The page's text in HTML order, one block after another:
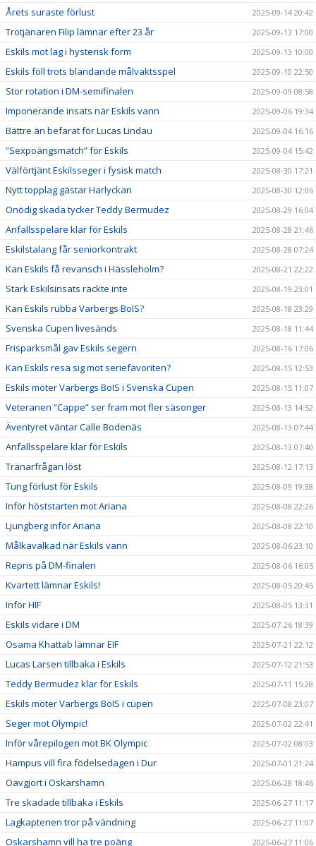
Årets suraste förlust 2025-09-14 20:42
Trotjänaren Filip lämnar efter 23 år 2025-09-13 17:00
Eskils mot lag i hysterisk form 2025-09-13 10:00
Eskils föll trots bländande målvaktsspel 2025-09-10 22:50
Stor rotation i DM-semifinalen 2025-09-09 08:58
Imponerande insats när Eskils vann 2025-09-06 19:34
Bättre än befarat för Lucas Lindau 2025-09-04 16:16
”Sexpoängsmatch” för Eskils 2025-09-04 15:42
Välförtjänt Eskilsseger i fysisk match 2025-08-30 17:21
Nytt topplag gästar Harlyckan 2025-08-30 12:06
Onödig skada tycker Teddy Bermudez 2025-08-29 16:04
Anfallsspelare klar för Eskils 2025-08-28 21:46
Eskilstalang får seniorkontrakt 2025-08-28 07:24
Kan Eskils få revansch i Hässleholm? 2025-08-21 22:22
Stark Eskilsinsats räckte inte 2025-08-19 23:01
Kan Eskils rubba Varbergs BoIS? 2025-08-18 23:29
Svenska Cupen livesänds 2025-08-18 11:44
Frisparksmål gav Eskils segern 2025-08-16 17:06
Kan Eskils resa sig mot seriefavoriten? 2025-08-15 12:53
Eskils möter Varbergs BoIS i Svenska Cupen 2025-08-15 11:07
Veteranen ”Cappe” ser fram mot fler säsonger 2025-08-13 14:52
Äventyret väntar Calle Bodenäs 2025-08-13 07:44
Anfallsspelare klar för Eskils 2025-08-13 07:40
Tränarfrågan löst 2025-08-12 17:13
Tung förlust för Eskils 2025-08-09 19:38
Inför höststarten mot Ariana 2025-08-08 22:26
Ljungberg inför Ariana 2025-08-08 22:10
Målkavalkad när Eskils vann 2025-08-06 23:10
Repris på DM-finalen 2025-08-06 16:05
Kvartett lämnar Eskils! 2025-08-05 20:45
Inför HIF 2025-08-05 13:31
Eskils vidare i DM 2025-07-26 18:39
Osama Khattab lämnar EIF 2025-07-21 22:12
Lucas Larsen tillbaka i Eskils 2025-07-12 21:53
Teddy Bermudez klar för Eskils 2025-07-11 15:28
Eskils möter Varbergs BoIS i cupen 2025-07-08 23:07
Seger mot Olympic! 2025-07-02 22:41
Inför vårepilogen mot BK Olympic 2025-07-02 08:03
Hampus vill fira födelsedagen i Dur 2025-07-01 21:24
Oavgjort i Oskarshamn 2025-06-28 18:46
Tre skadade tillbaka i Eskils 2025-06-27 11:17
Lagkaptenen tror på vändning 2025-06-27 11:07
Oskarshamn vill ha tre poäng 2025-06-27 11:06